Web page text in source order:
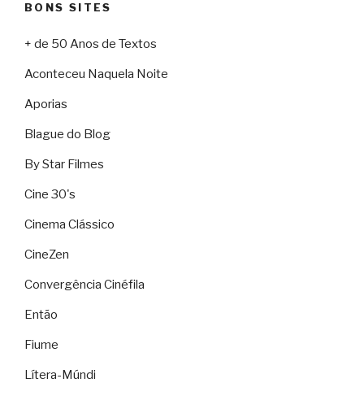
BONS SITES
+ de 50 Anos de Textos
Aconteceu Naquela Noite
Aporias
Blague do Blog
By Star Filmes
Cine 30's
Cinema Clássico
CineZen
Convergência Cinéfila
Então
Fiume
Lítera-Múndi